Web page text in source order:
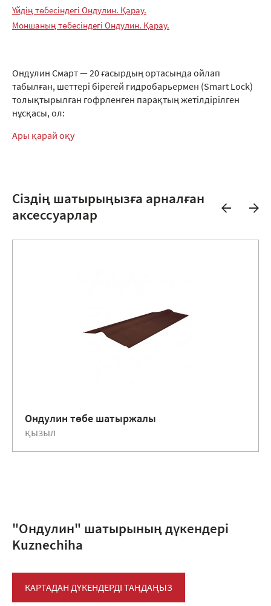
Үйдің төбесіндегі Ондулин. Қарау.
Моншаның төбесіндегі Ондулин. Қарау.
Ондулин Смарт — 20 ғасырдың ортасында ойлап
табылған, шеттері бірегей гидробарьермен (Smart Lock)
толықтырылған гофрленген парақтың жетілдірілген
нұсқасы, ол:
Ары қарай оқу
Сіздің шатырыңызға арналған
аксессуарлар
Ондулин төбе шатыржалы
қызыл
"Ондулин" шатырының дүкендері
Kuznechiha
КАРТАДАН ДҮКЕНДЕРДІ ТАҢДАҢЫЗ